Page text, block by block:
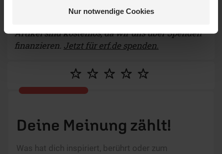
Nur notwendige Cookies
Artikel sind kostenlos, da wir uns über Spenden
finanzieren. Jetzt für erf.de spenden.
Deine Meinung zählt!
Was hat dich inspiriert, berührt oder zum